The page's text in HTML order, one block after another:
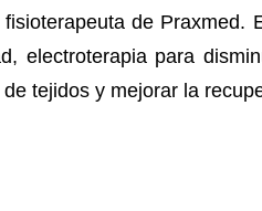
de Praxmed.
electroterapia para
tejidos y mejorar la